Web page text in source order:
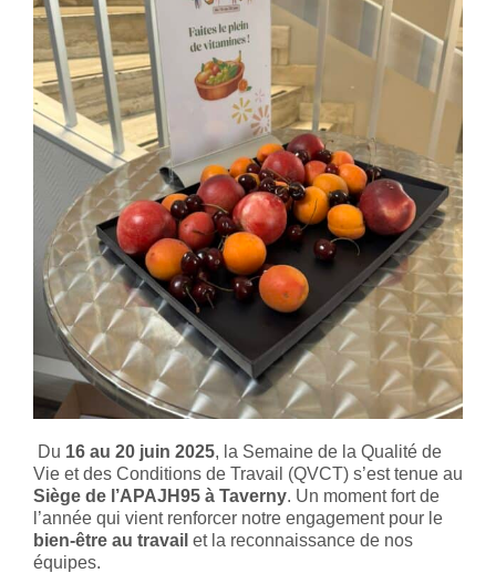
Du 16 au 20 juin 2025, la Semaine de la Qualité de
Vie et des Conditions de Travail (QVCT) s’est tenue au
Siège de l’APAJH95 à Taverny. Un moment fort de
l’année qui vient renforcer notre engagement pour le
bien-être au travail et la reconnaissance de nos
équipes.